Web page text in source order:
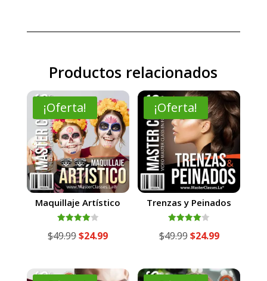
Productos relacionados
¡Oferta!
Maquillaje Artístico
con
$49.99El
original
$24.99El
actual
¡Oferta!
Trenzas y Peinados
con
$49.99El
original
$24.99El
actual